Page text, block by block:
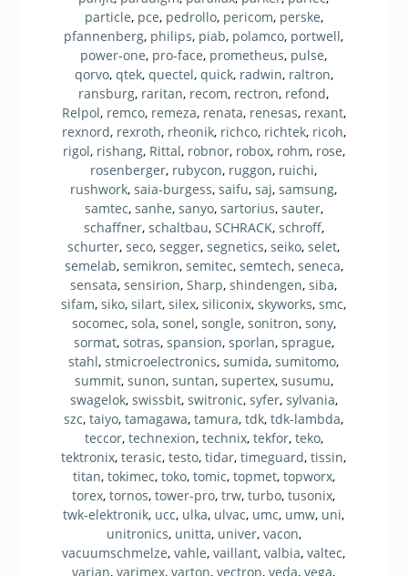
particle, pce, pedrollo, pericom, perske,
pfannenberg, philips, piab, polamco, portwell,
power-one, pro-face, prometheus, pulse,
qorvo, qtek, quectel, quick, radwin, raltron,
ransburg, raritan, recom, rectron, refond,
Relpol, remco, remeza, renata, renesas, rexant,
rexnord, rexroth, rheonik, richco, richtek, ricoh,
rigol, rishang, Rittal, robnor, robox, rohm, rose,
rosenberger, rubycon, ruggon, ruichi,
rushwork,saia-burgess,saifu,saj,samsung,
samtec, sanhe, sanyo, sartorius, sauter,
schaffner, schaltbau, SCHRACK, schroff,
schurter,seco,segger,segnetics,seiko,selet,
semelab, semikron, semitec, semtech, seneca,
sensata,sensirion,Sharp,shindengen,siba,
sifam,siko,silart,silex,siliconix,skyworks,smc,
socomec, sola, sonel, songle, sonitron, sony,
sormat, sotras, spansion, sporlan, sprague,
stahl,stmicroelectronics,sumida,sumitomo,
summit, sunon, suntan, supertex, susumu,
swagelok, swissbit, switronic, syfer, sylvania,
szc,taiyo,tamagawa,tamura,tdk,tdk-lambda,
teccor, technexion, technix, tekfor, teko,
tektronix,terasic,testo,tidar,timeguard,tissin,
titan, tokimec, toko, tomic, topmet, topworx,
torex,tornos,tower-pro,trw,turbo,tusonix,
twk-elektronik, ucc, ulka, ulvac, umc, umw, uni,
unitronics, unitta, univer, vacon,
vacuumschmelze,vahle,vaillant,valbia,valtec,
varian,varimex,varton,vectron,veda,vega,